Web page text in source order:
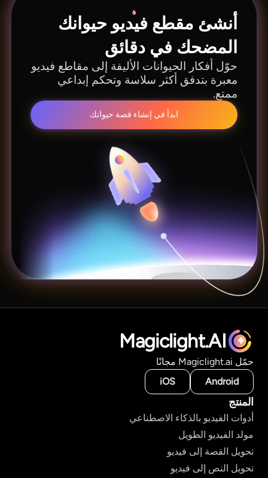
أنشئ مقطع فيديو حيوانك
المضحك في دقائق
حوّل أفكار الحيوانات الأليفة إلى مقاطع فيديو
معبرة بتدفق أكثر سلاسة وتحكم إبداعي
ممتع.
ابدأ في إنشاء قصة حيوانك
Magiclight.AI
حمّل Magiclight.ai مجانًا
Android
iOS
المنتج
أدوات الفيديو بالذكاء الاصطناعي
مولد الفيديو الطويل
تحويل القصة إلى فيديو
تحويل النص إلى فيديو